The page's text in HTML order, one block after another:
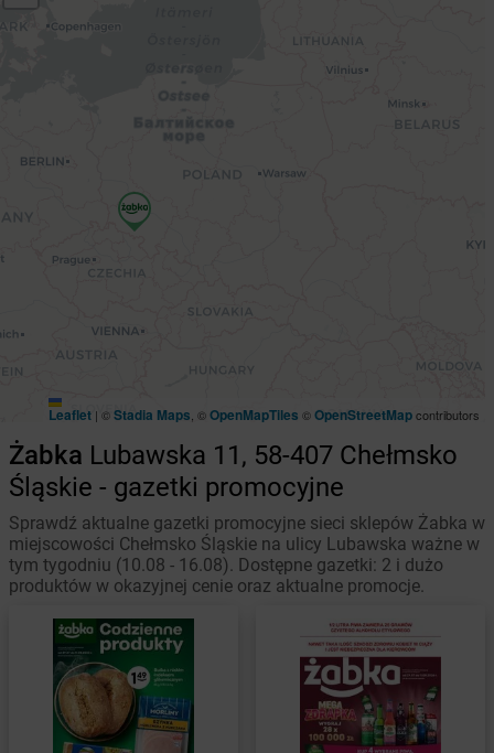
Leaflet | ©Stadia Maps , ©OpenMapTiles ©OpenStreetMapcontributors
Żabka Lubawska 11, 58-407 Chełmsko
Śląskie - gazetki promocyjne
Sprawdź aktualne gazetki promocyjne sieci sklepów Żabka w
miejscowości Chełmsko Śląskie na ulicy Lubawska ważne w
tym tygodniu (10.08 - 16.08). Dostępne gazetki: 2 i dużo
produktów w okazyjnej cenie oraz aktualne promocje.